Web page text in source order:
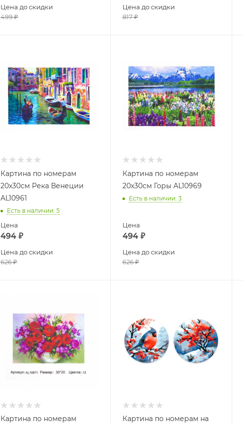
Цена до скидки
499₽
Цена до скидки
817₽
Картина по номерам
20х30см Река Венеции
AL10961
Есть в наличии: 5
Цена
494 ₽
Цена до скидки
626₽
Картина по номерам
20х30см Горы AL10969
Есть в наличии: 3
Цена
494₽
Цена до скидки
626₽
Картина по номерам
Картина по номерам на